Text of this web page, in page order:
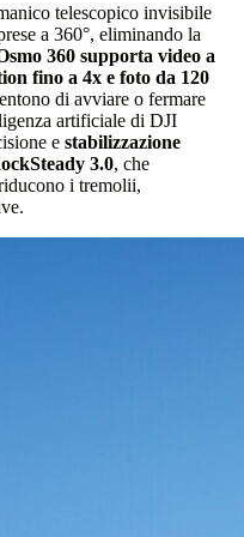
telescopico invisibile
a 360°, eliminando la
360 supporta video a
fino a 4x e foto da 120
di avviare o fermare
artificiale di DJI
e stabilizzazione
3.0, che
i tremolii,